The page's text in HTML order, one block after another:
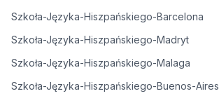
Szkoła-Języka-Hiszpańskiego-Barcelona
Szkoła-Języka-Hiszpańskiego-Madryt
Szkoła-Języka-Hiszpańskiego-Malaga
Szkoła-Języka-Hiszpańskiego-Buenos-Aires